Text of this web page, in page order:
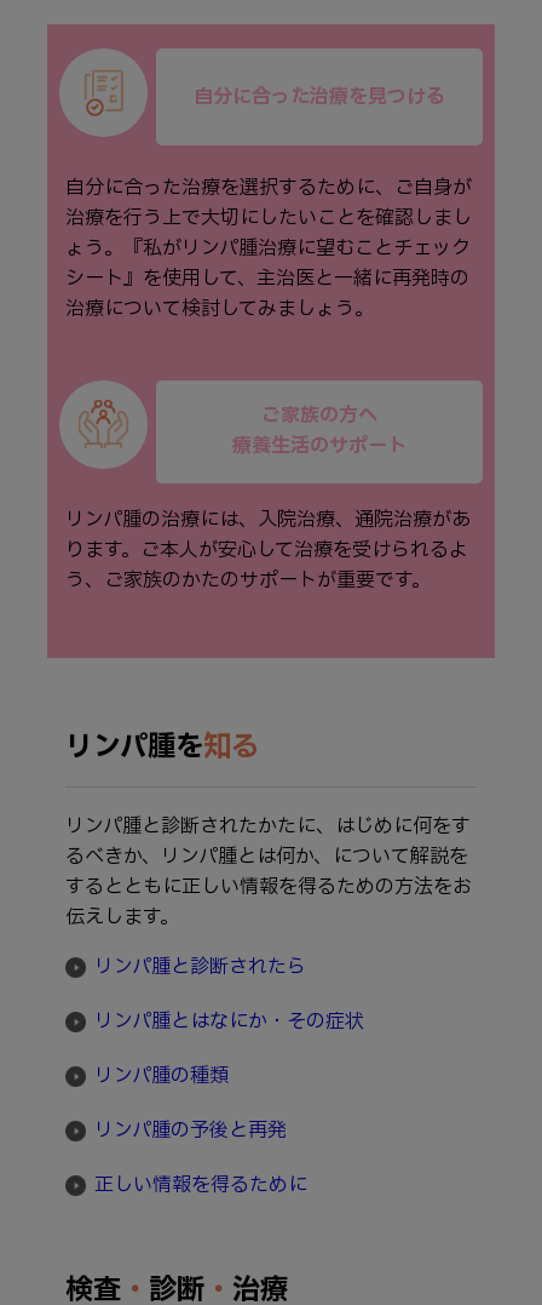
自分に合った治療を見つける
自分に合った治療を選択するために、ご⾃⾝が
治療を⾏う上で⼤切にしたいことを確認しまし
ょう。『私がリンパ腫治療に望むことチェック
シート』を使⽤して、主治医と⼀緒に再発時の
治療について検討してみましょう。
ご家族の方へ
療養生活のサポート
リンパ腫の治療には、入院治療、通院治療があ
ります。ご本人が安心して治療を受けられるよ
う、ご家族のかたのサポートが重要です。
リンパ腫を知る
リンパ腫と診断されたかたに、はじめに何をす
るべきか、リンパ腫とは何か、について解説を
するとともに正しい情報を得るための方法をお
伝えします。
リンパ腫と診断されたら
リンパ腫とはなにか・その症状
リンパ腫の種類
リンパ腫の予後と再発
正しい情報を得るために
検査 ・ 診断 ・ 治療